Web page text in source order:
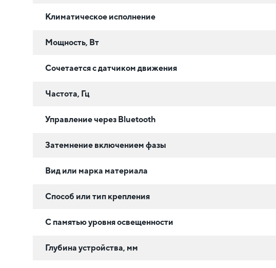
Климатическое исполнение
Мощность, Вт
Сочетается с датчиком движения
Частота, Гц
Управление через Bluetooth
Затемнение включением фазы
Вид или марка материала
Способ или тип крепления
С памятью уровня освещенности
Глубина устройства, мм